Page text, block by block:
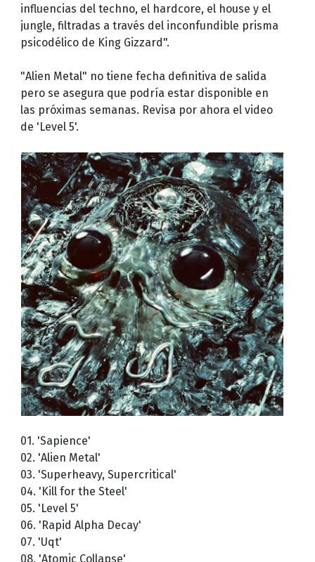
influencias del techno, el hardcore, el house y el
jungle, filtradas a través del inconfundible prisma
psicodélico de King Gizzard".
"Alien Metal" no tiene fecha definitiva de salida
pero se asegura que podría estar disponible en
las próximas semanas. Revisa por ahora el video
de 'Level 5'.
01. 'Sapience'
02. 'Alien Metal'
03. 'Superheavy, Supercritical'
04. 'Kill for the Steel'
05. 'Level 5'
06. 'Rapid Alpha Decay'
07. 'Uqt'
08. 'Atomic Collapse'